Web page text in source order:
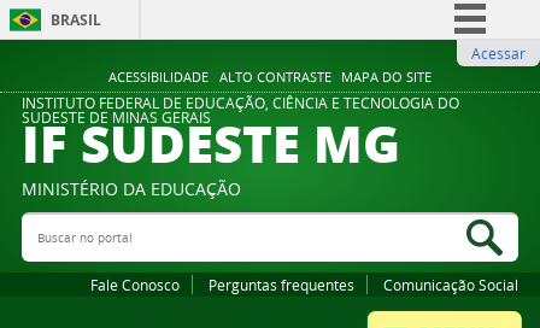
ACESSIBILIDADE ALTO CONTRASTE MAPA DO SITE
BRASIL
Comunica BR
Participe
Legislação
Acessar
INSTITUTO FEDERAL DE EDUCAÇÃO, CIÊNCIA E TECNOLOGIA DO
SUDESTE DE MINAS GERAIS
IF SUDESTE MG
MINISTÉRIO DA EDUCAÇÃO
Buscar no portal
Fale Conosco Perguntas frequentes Comunicação Social